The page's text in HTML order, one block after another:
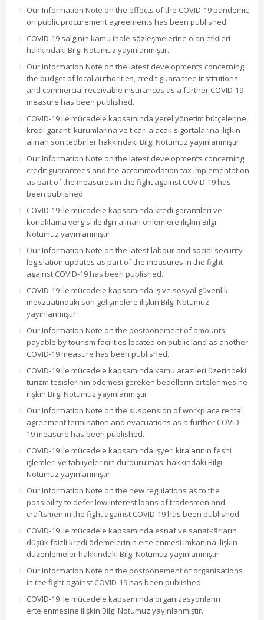
Our Information Note on the effects of the COVID-19 pandemic
on public procurement agreements has been published.
COVID-19 salgının kamu ihale sözleşmelerine olan etkileri
hakkındaki Bilgi Notumuz yayınlanmıştır.
Our Information Note on the latest developments concerning
the budget of local authorities, credit guarantee institutions
and commercial receivable insurances as a further COVID-19
measure has been published.
COVID-19 ile mücadele kapsamında yerel yönetim bütçelerine,
kredi garanti kurumlarına ve ticari alacak sigortalarına ilişkin
alınan son tedbirler hakkındaki Bilgi Notumuz yayınlanmıştır.
Our Information Note on the latest developments concerning
credit guarantees and the accommodation tax implementation
as part of the measures in the fight against COVID-19 has
been published.
COVID-19 ile mücadele kapsamında kredi garantileri ve
konaklama vergisi ile ilgili alınan önlemlere ilişkin Bilgi
Notumuz yayınlanmıştır.
Our Information Note on the latest labour and social security
legislation updates as part of the measures in the fight
against COVID-19 has been published.
COVID-19 ile mücadele kapsamında iş ve sosyal güvenlik
mevzuatındaki son gelişmelere ilişkin Bilgi Notumuz
yayınlanmıştır.
Our Information Note on the postponement of amounts
payable by tourism facilities located on public land as another
COVID-19 measure has been published.
COVID-19 ile mücadele kapsamında kamu arazileri üzerindeki
turizm tesislerinin ödemesi gereken bedellerin ertelenmesine
ilişkin Bilgi Notumuz yayınlanmıştır.
Our Information Note on the suspension of workplace rental
agreement termination and evacuations as a further COVID-
19 measure has been published.
COVID-19 ile mücadele kapsamında işyeri kiralarının feshi
işlemleri ve tahliyelerinin durdurulması hakkındaki Bilgi
Notumuz yayınlanmıştır.
Our Information Note on the new regulations as to the
possibility to defer low interest loans of tradesmen and
craftsmen in the fight against COVID-19 has been published.
COVID-19 ile mücadele kapsamında esnaf ve sanatkârların
düşük faizli kredi ödemelerinin ertelenmesi imkanına ilişkin
düzenlemeler hakkındaki Bilgi Notumuz yayınlanmıştır.
Our Information Note on the postponement of organisations
in the fight against COVID-19 has been published.
COVID-19 ile mücadele kapsamında organizasyonların
ertelenmesine ilişkin Bilgi Notumuz yayınlanmıştır.